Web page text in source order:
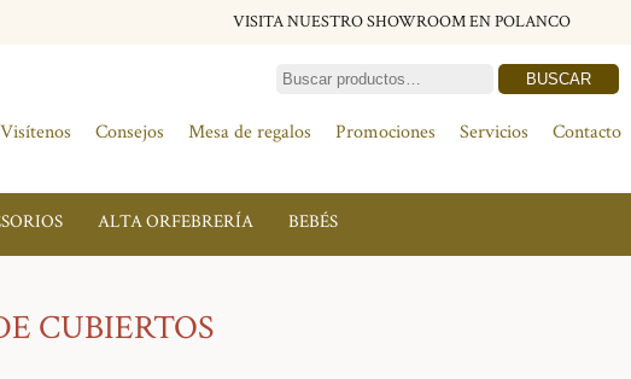
VISITA NUESTRO SHOWROOM EN POLANCO
BUSCAR
Visítenos Consejos Mesa de regalos Promociones Servicios Contacto
ALTA ORFEBRERÍA BEBÉS
CUBIERTOS